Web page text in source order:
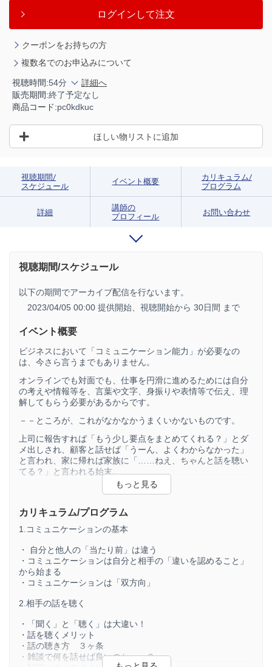
ログインして注文
クーポンをお持ちの方
複数名でのお申込みについて
視聴時間:54分
詳細へ
販売期間:終了予定なし
商品コード:pc0kdkuc
ほしい物リストに追加
視聴期間/
スケジュール
イベント概要
カリキュラム/
プログラム
詳細
講師の
プロフィール
お問い合わせ
視聴期間/スケジュール
以下の期間でアーカイブ配信を行ないます。
2023/04/05 00:00 提供開始、 視聴開始から 30日間 まで
イベント概要
ビジネスにおいて「コミュニケーション能力」が必要なの
は、今さら言うまでもありません。
オンラインでも対面でも、仕事を円滑に進めるためには自分
の考えや情報等を、言葉や文字、身振りや表情等で伝え、理
解してもらう必要があるからです。
－－ところが、これがなかなかうまくいかないものです。
上司に報告すれば「もう少し要点をまとめてくれる？」とダ
メ出しされ、顧客と話せば「うーん、よくわからなかった」
と言われ、家に帰れば家族に「……ねえ、ちゃんと話を聴い
てる？」と言われる始末。
さらにコミュニケーション能力が低いと自分の評価はもちろ
しまいます。
ある保険会社の調べによると、仕事においてストレスを感じ
「上司・部下以外の社内の人間関係」「取引先等の社外の人
間関係」「友人関係」「家族」と、人間関係に関する要因が
多く挙がっていました。
ずストレスが溜まる……という悪循環になってしまいます。
そこで本講座では、なんとなく分かっているつもりのコミュ
ニケーションについて改めて見直し、日々の業務を円滑に進
めるための方法を学びます。
■日本プレゼンテーション教育協会の講座の特徴
カリキュラム/プログラム
1.コミュニケーションの基本
・ 自分と他人の「当たり前」は違う
・コミュニケーションは自分と相手の「違いを認めること」
から始まる
・コミュニケーションは「双方向」
2.相手の話を聴く
・「聞く」と「聴く」は大違い！
・話を聴くメリット
・話の聴き方 ３ヶ条
・雑談で何を話せば良いのか……？